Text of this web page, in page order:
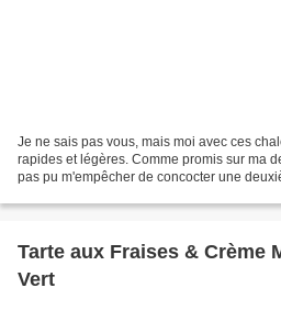
Je ne sais pas vous, mais moi avec ces
rapides et légères. Comme promis sur ma
pas pu m'empêcher de concocter une
Tarte aux Fraises & Crème
Vert